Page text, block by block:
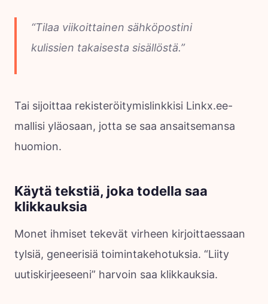
“Tilaa viikoittainen sähköpostini
kulissien takaisesta sisällöstä.”
Tai sijoittaa rekisteröitymislinkkisi Linkx.ee-
mallisi yläosaan, jotta se saa ansaitsemansa
huomion.
Käytä tekstiä, joka todella saa
klikkauksia
Monet ihmiset tekevät virheen kirjoittaessaan
tylsiä, geneerisiä toimintakehotuksia. “Liity
uutiskirjeeseeni” harvoin saa klikkauksia.